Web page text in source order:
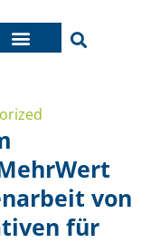
von
für